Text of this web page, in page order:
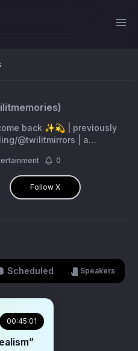
)
back ✨💫 | previously
@twilitmirrors | a
0
Follow X
Scheduled Speakers
00:45:01